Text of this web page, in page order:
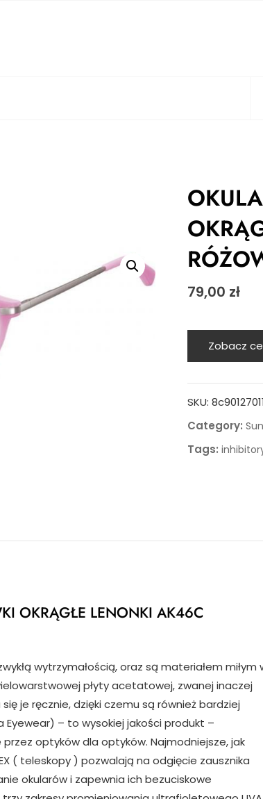
79,00 zł
Zobacz
SKU:
Category:
Tags:
OKRĄGŁE LENONKI AK46C
wytrzymałością, oraz są materiałem miłym
płyty acetatowej, zwanej inaczej
je ręcznie, dzięki czemu są również bardziej
– to wysokiej jakości produkt –
optyków dla optyków. Najmodniejsze, jak
( teleskopy ) pozwalają na odgięcie zausznika
okularów i zapewnia ich bezuciskowe